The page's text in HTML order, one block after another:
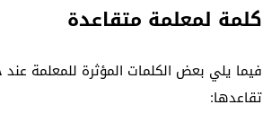
كلمة لمعلمة متقاعدة
فيما يلي بعض الكلمات المؤثرة للمعلمة
تقاعدها: